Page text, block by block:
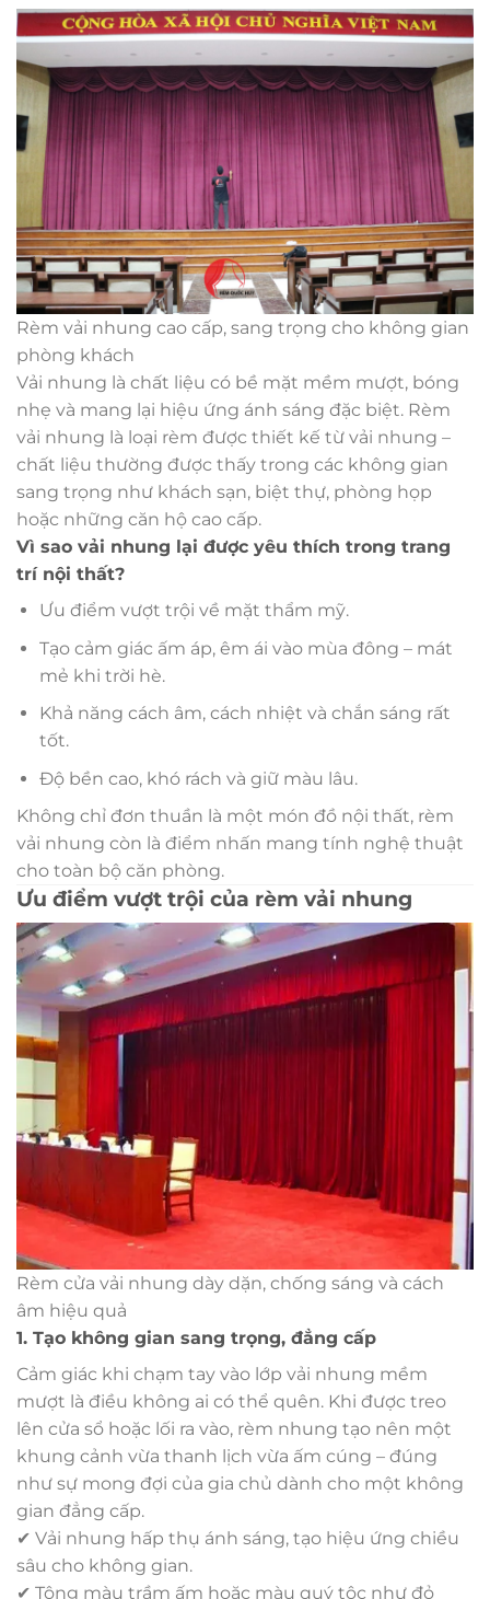
Rèm vải nhung cao cấp, sang trọng cho không gian
phòng khách
Vải nhung là chất liệu có bề mặt mềm mượt, bóng
nhẹ và mang lại hiệu ứng ánh sáng đặc biệt. Rèm
vải nhung là loại rèm được thiết kế từ vải nhung –
chất liệu thường được thấy trong các không gian
sang trọng như khách sạn, biệt thự, phòng họp
hoặc những căn hộ cao cấp.
Vì sao vải nhung lại được yêu thích trong trang
trí nội thất?
Ưu điểm vượt trội về mặt thẩm mỹ.
Tạo cảm giác ấm áp, êm ái vào mùa đông – mát
mẻ khi trời hè.
Khả năng cách âm, cách nhiệt và chắn sáng rất
tốt.
Độ bền cao, khó rách và giữ màu lâu.
Không chỉ đơn thuần là một món đồ nội thất, rèm
vải nhung còn là điểm nhấn mang tính nghệ thuật
cho toàn bộ căn phòng.
Ưu điểm vượt trội của rèm vải nhung
Rèm cửa vải nhung dày dặn, chống sáng và cách
âm hiệu quả
1. Tạo không gian sang trọng, đẳng cấp
Cảm giác khi chạm tay vào lớp vải nhung mềm
mượt là điều không ai có thể quên. Khi được treo
lên cửa sổ hoặc lối ra vào, rèm nhung tạo nên một
khung cảnh vừa thanh lịch vừa ấm cúng – đúng
như sự mong đợi của gia chủ dành cho một không
gian đẳng cấp.
✔ Vải nhung hấp thụ ánh sáng, tạo hiệu ứng chiều
sâu cho không gian.
✔ Tông màu trầm ấm hoặc màu quý tộc như đỏ